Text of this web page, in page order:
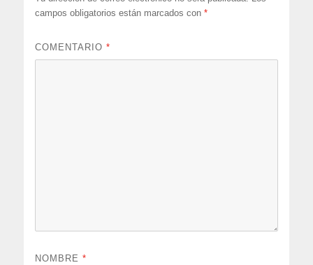
campos obligatorios están marcados con*
COMENTARIO*
NOMBRE*